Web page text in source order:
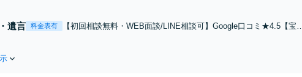
ない」解決を【夜間休日対応】
遺言 料金表有
【初回相談無料・WEB面談/LINE相談可】Google口コミ★4.5【宝塚